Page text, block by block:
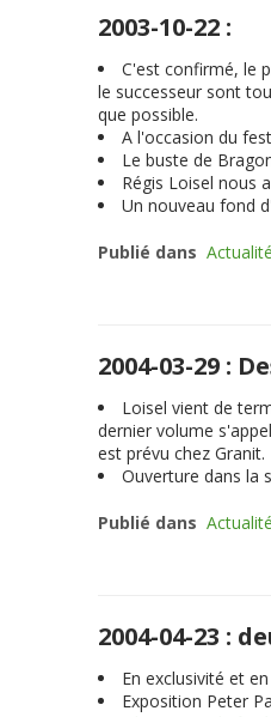
2003-10-22 :
C'est confirmé, le
le successeur sont
que possible.
A l'occasion du
Le buste de
Régis Loisel nous
Un nouveau fond
Publié dans
2004-03-29 :
Loisel vient de
dernier volume
est prévu chez Granit.
Ouverture dans la
Publié dans
2004-04-23 :
En exclusivité et
Exposition Peter